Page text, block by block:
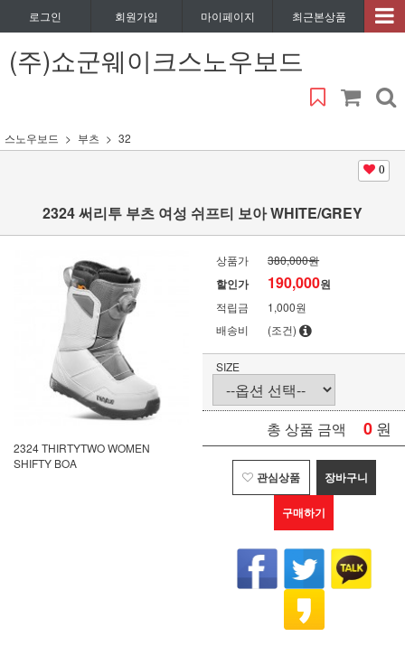
로그인 회원가입 마이페이지 최근본상품
(주)쇼군웨이크스노우보드
스노우보드 부츠 32
0
2324 써리투 부츠 여성 쉬프티 보아 WHITE/GREY
2324 THIRTYTWO WOMEN
SHIFTY BOA
상품가 380,000원
할인가 190,000원
적립금
1,000원
배송비
(조건)
SIZE
총 상품 금액 0 원
관심상품 장바구니
구매하기